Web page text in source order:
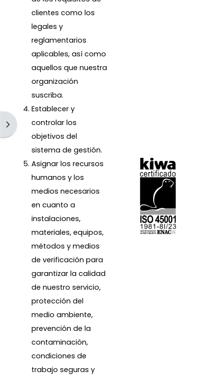
Desplegar menú
clientes como los
legales y
reglamentarios
aplicables, así como
aquellos que nuestra
organización
suscriba.
Establecer y
controlar los
objetivos del
sistema de gestión.
Asignar los recursos
humanos y los
medios necesarios
en cuanto a
instalaciones,
materiales, equipos,
métodos y medios
de verificación para
garantizar la calidad
de nuestro servicio,
protección del
medio ambiente,
prevención de la
contaminación,
condiciones de
trabajo seguras y